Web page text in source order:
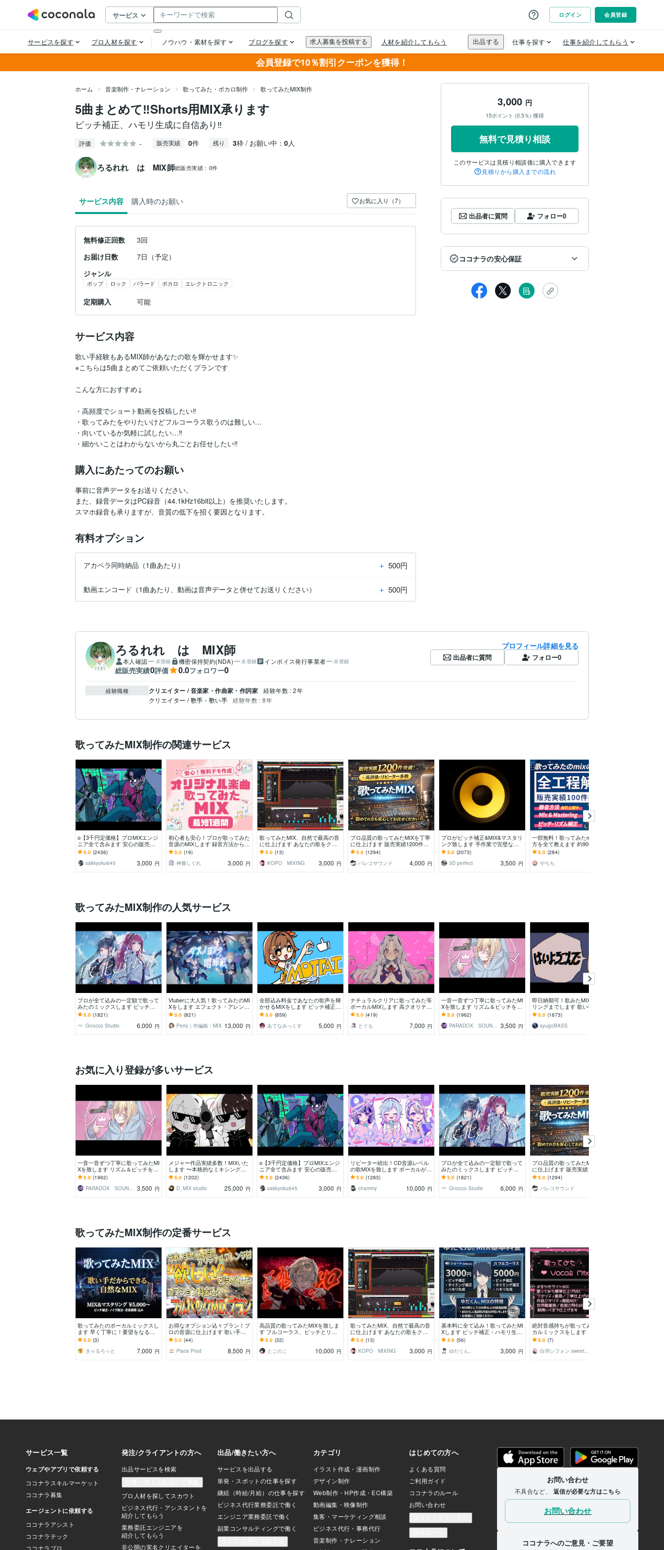
会員登録で10％割引クーポンを獲得！
ホーム 音楽制作・ナレーション 歌ってみた・ボカロ制作 歌ってみたMIX制作
5曲まとめて‼️Shorts用MIX承ります
ピッチ補正、ハモリ生成に自信あり‼️
評価 - 販売実績 0件 残り 3枠 / お願い中： 0人
ろるれれ は MIX師総販売実績： 0件
サービス内容 購入時のお願い お気に入り（7）
無料修正回数
3回
お届け日数
7日（予定）
ジャンル
ポップ ロック バラード ボカロ エレクトロニック
定期購入 可能
サービス内容
歌い手経験もあるMIX師があなたの歌を輝かせます✨
※こちらは5曲まとめてご依頼いただくプランです
こんな方におすすめ↓
・高頻度でショート動画を投稿したい‼️
・歌ってみたをやりたいけどフルコーラス歌うのは難しい…
・向いているか気軽に試したい…‼️
購入にあたってのお願い
事前に音声データをお送りください。
また、録音データはPC録音（44.1kHz16bit以上）を推奨いたします。
スマホ録音も承りますが、音質の低下を招く要因となります。
有料オプション
アカペラ同時納品（1曲あたり） ＋ 500円
動画エンコード（1曲あたり、動画は音声データと併せてお送りください） ＋ 500円
3,000 円
15ポイント (0.5％) 獲得
無料で見積り相談
このサービスは見積り相談後に購入できます
見積りから購入までの流れ
出品者に質問 フォロー0
ココナラの安心保証
ろるれれ は MIX師
本人確認 未登録 機密保持契約(NDA) 未登録 インボイス発行事業者 未登録
総販売実績0評価 0.0フォロワー0
プロフィール詳細を見る
出品者に質問 フォロー0
経験職種 クリエイター / 音楽家・作曲家・作詞家 経験年数 : 2年
クリエイター / 歌手・歌い手 経験年数 : 8年
歌ってみたMIX制作の関連サービス
o【3千円定価格】プロMIXエンジ
ニア全て含みます 安心の販売実
績1位！スマホ録OK！動画合成・
Xリツイート全込
5.0 (2436)
sakkyoku645
3,000 円
初心者も安心！プロが歌ってみた
音源のMIXします 録音方法から丁
寧にサポート！プロクオリティで
最短1週間納品
5.0 (19)
神嘗しぐれ
3,000 円
歌ってみたMIX、自然で最高の音
に仕上げます あなたの歌をクリ
アに魅せるMIX歌ってみたMIX。
初心者歓迎
5.0 (13)
KOPO MIXING
3,000 円
プロ品質の歌ってみたMIXを丁寧
に仕上げます 販売実績1200件超
｜高評価・リピーター多数
5.0 (1294)
パレコサウンド
4,000 円
プロがピッチ補正&MIX&マスタリ
ング致します 手作業で完璧なピ
ッチ&タイミング修正、サビのハ
モり作成も！
5.0 (2073)
3D perfect
3,500 円
一部無料！歌ってみたmixのやり
方を全て教えます 約900件の実績
【500万再生超え・カテラン１
位・大手】
5.0 (284)
やちち
歌ってみたMIX制作の人気サービス
プロが全て込みの一定額で歌って
みたのミックスします ピッチ＆
リズム補正、ハモリ生成、マスタ
リングまで含みます！
5.0 (1821)
Gnocco Studio
6,000 円
Vtuberに大人気！歌ってみたのMI
Xをします エフェクト・アレンジ
自由自在！初めての方でも丁寧に
サポート！
5.0 (821)
Perry｜作編曲・MIX 13,000 円
全部込み料金であなたの歌声を輝
かせるMIXをします ピッチ補正、
ハモリ生成、マスタリング等、全
工程を含む料金です
5.0 (859)
あてなみっくす
5,000 円
ナチュラルクリアに歌ってみた等
ボーカルMIXします 高クオリテ
ィ！高コスパ！ナチュラルに！初
めての方もご安心！
5.0 (419)
とぐも
7,000 円
一音一音ずつ丁寧に歌ってみたMI
Xを致します リズム＆ピッチを細
かく補正。あなたの歌を最高の形
に
5.0 (1962)
PARADOX SOUNDS 3,500 円
即日納期可！歌みたMIX～マスタ
リングまでします 歌い手さんや
バンドのボーカルさんのお力にな
りたいです！
5.0 (1673)
syugoBASS
お気に入り登録が多いサービス
一音一音ずつ丁寧に歌ってみたMI
Xを致します リズム＆ピッチを細
かく補正。あなたの歌を最高の形
に
5.0 (1962)
PARADOX SOUNDS 3,500 円
メジャー作品実績多数！MIXいた
します 〜本格的なミキシングを
求める方はこちらへ〜
5.0 (1202)
D_MIX studio
25,000 円
o【3千円定価格】プロMIXエンジ
ニア全て含みます 安心の販売実
績1位！スマホ録OK！動画合成・
Xリツイート全込
5.0 (2436)
sakkyoku645
3,000 円
リピーター続出！CD音源レベル
の歌MIXを致します ボーカルが際
立つプロの歌MIX。1,200件超の
確かな実績
5.0 (1283)
chammy
10,000 円
プロが全て込みの一定額で歌って
みたのミックスします ピッチ＆
リズム補正、ハモリ生成、マスタ
リングまで含みます！
5.0 (1821)
Gnocco Studio
6,000 円
プロ品質の歌ってみたMIXを丁寧
に仕上げます 販売実績1200件超
｜高評価・リピーター多数
5.0 (1294)
パレコサウンド
歌ってみたMIX制作の定番サービス
歌ってみたのボーカルミックスし
ます 早く丁寧に！要望をなるべ
く採り入れます！
5.0 (3)
きゃるろっと
7,000 円
お得なオプション込々プラン！プ
ロの音源に仕上げます 歌い手目
線のMIXでオリジナルアレンジve
rもご提供！
5.0 (44)
Piace Prod
8,500 円
高品質の歌ってみたMIXを致しま
す フルコーラス、ピッチとリズ
ム修正込み、お急ぎも可能です！
5.0 (32)
とこのこ
10,000 円
歌ってみたMIX、自然で最高の音
に仕上げます あなたの歌をクリ
アに魅せるMIX歌ってみたMIX。
初心者歓迎
5.0 (13)
KOPO MIXING
3,000 円
基本料に全て込み！歌ってみたMI
Xします ピッチ補正・ハモリ生成
で追加料金なし！
4.9 (56)
ゆだくん。
3,000 円
絶対音感持ちが歌ってみたのボー
カルミックスをします ピッチ・
タイミング補正が得意です。
5.0 (7)
白羽シフォン sweetear